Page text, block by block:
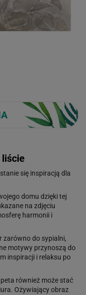
liście
się inspiracją dla
domu dzięki tej
na zdjęciu
harmonii i
zarówno do sypialni,
motywy przynoszą do
inspiracji i relaksu po
również może stać
Ożywiający obraz